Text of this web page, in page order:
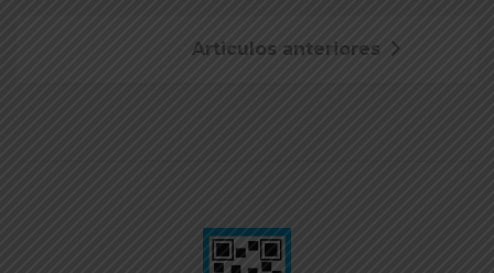
Articulos anteriores